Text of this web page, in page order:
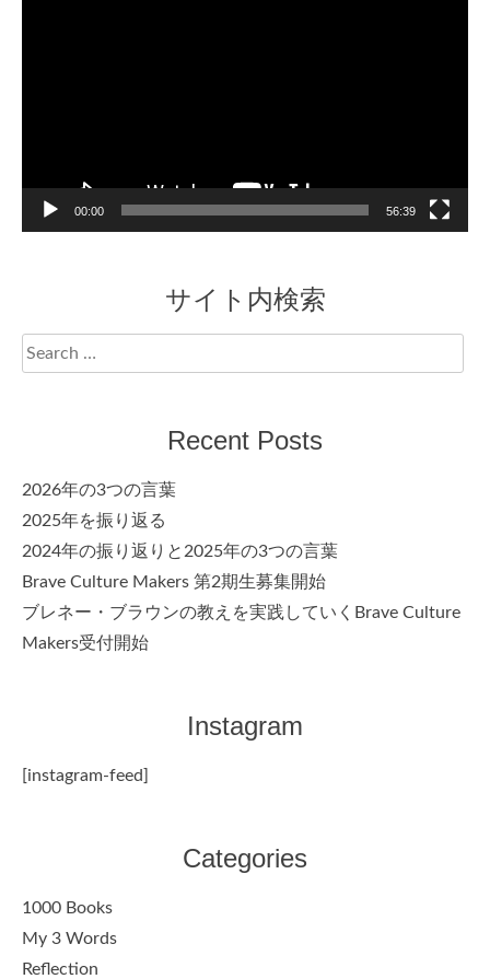
00:00 56:39
サイト内検索
Search
for:
Recent Posts
2026年の3つの言葉
2025年を振り返る
2024年の振り返りと2025年の3つの言葉
Brave Culture Makers 第2期生募集開始
ブレネー・ブラウンの教えを実践していくBrave Culture
Makers受付開始
Instagram
[instagram-feed]
Categories
1000 Books
My 3 Words
Reflection